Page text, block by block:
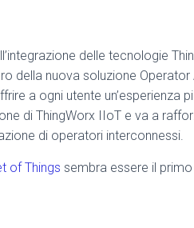
delle tecnologie
della nuova soluzione Operator
a ogni utente un’esperienza
di ThingWorx IIoT e va a
di operatori interconnessi.
of Things sembra essere il primo